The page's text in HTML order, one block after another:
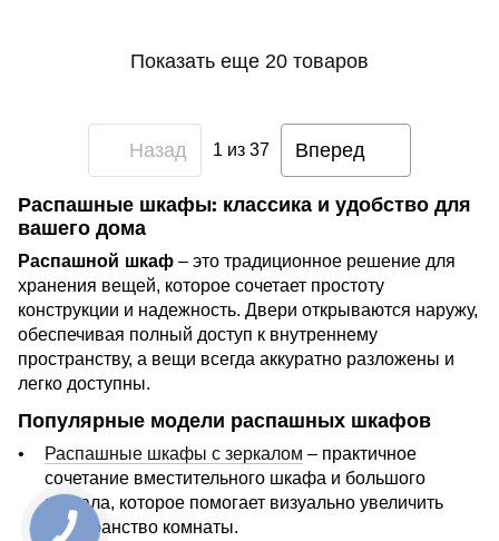
Показать еще 20 товаров
Назад 1 из 37 Вперед
Распашные шкафы: классика и удобство для
вашего дома
Распашной шкаф – это традиционное решение для
хранения вещей, которое сочетает простоту
конструкции и надежность. Двери открываются наружу,
обеспечивая полный доступ к внутреннему
пространству, а вещи всегда аккуратно разложены и
легко доступны.
Популярные модели распашных шкафов
Распашные шкафы с зеркалом – практичное
сочетание вместительного шкафа и большого
зеркала, которое помогает визуально увеличить
пространство комнаты.